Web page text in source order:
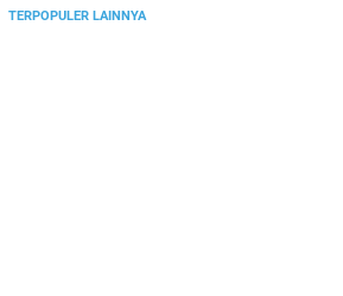
TERPOPULER LAINNYA